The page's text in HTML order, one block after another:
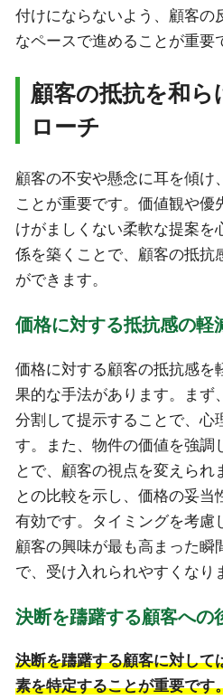
付けにならないよう、顧客の
なペースで進めることが重要
顧客の抵抗を和
ローチ
顧客の不安や懸念に耳を傾け
ことが重要です。価値観や優
けがましくない柔軟な提案を
係を築くことで、顧客の抵抗
ができます。
価格に対する抵抗感の軽
価格に対する顧客の抵抗感を
果的な手法があります。まず
分割して提示することで、心
す。また、物件の価値を強調
とで、顧客の視点を変えられ
との比較を示し、価格の妥当
有効です。タイミングを考慮
顧客の興味が最も高まった瞬
で、受け入れられやすくなり
決断を躊躇する顧客への
決断を躊躇する顧客に対して
素を特定することが重要です